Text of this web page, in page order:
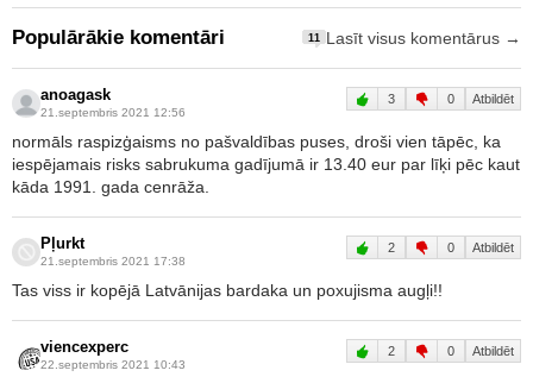
Populārākie komentāri 11 Lasīt visus komentārus →
anoagask
21.septembris 2021 12:56
3 0 Atbildēt
normāls raspizģaisms no pašvaldības puses, droši vien tāpēc, ka
iespējamais risks sabrukuma gadījumā ir 13.40 eur par līķi pēc kaut
kāda 1991. gada cenrāža.
Pļurkt
21.septembris 2021 17:38
2 0 Atbildēt
Tas viss ir kopējā Latvānijas bardaka un poxujisma augļi!!
viencexperc
22.septembris 2021 10:43
2 0 Atbildēt